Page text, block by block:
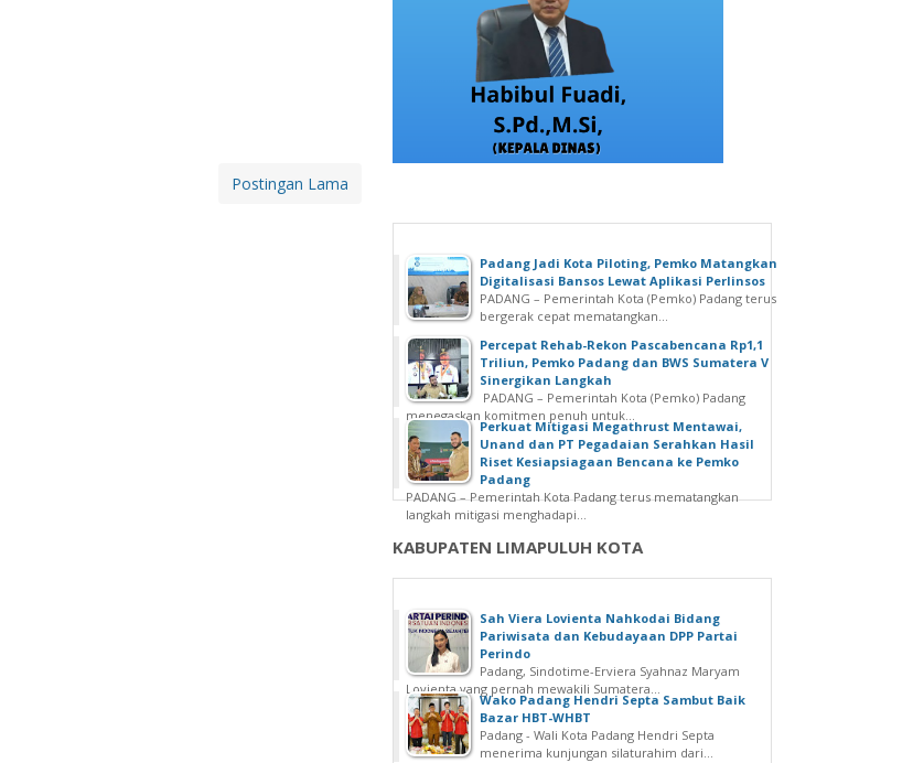
Postingan Lama
Padang Jadi Kota Piloting, Pemko Matangkan
Digitalisasi Bansos Lewat Aplikasi Perlinsos
PADANG – Pemerintah Kota (Pemko) Padang terus
bergerak cepat mematangkan...
Percepat Rehab-Rekon Pascabencana Rp1,1
Triliun, Pemko Padang dan BWS Sumatera V
Sinergikan Langkah
PADANG – Pemerintah Kota (Pemko) Padang
menegaskan komitmen penuh untuk...
Perkuat Mitigasi Megathrust Mentawai,
Unand dan PT Pegadaian Serahkan Hasil
Riset Kesiapsiagaan Bencana ke Pemko
Padang
PADANG – Pemerintah Kota Padang terus mematangkan
langkah mitigasi menghadapi...
KABUPATEN LIMAPULUH KOTA
Sah Viera Lovienta Nahkodai Bidang
Pariwisata dan Kebudayaan DPP Partai
Perindo
Padang, Sindotime-Erviera Syahnaz Maryam
Lovienta yang pernah mewakili Sumatera...
Wako Padang Hendri Septa Sambut Baik
Bazar HBT-WHBT
Padang - Wali Kota Padang Hendri Septa
menerima kunjungan silaturahim dari...